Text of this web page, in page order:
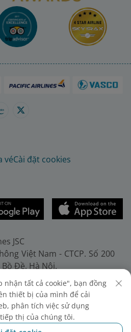
véCài đặt cookies
JSC
Việt Nam - CTCP. Số 200
Đề, Hà Nội.
38272289. Fax: (+84-24)
ký doanh nghiệp, mã số
đăng ký lần đầu ngày
thay đổi lần thứ 10 ngày
nhận tất cả cookie", bạn đồng
thiết bị của mình để cải
phân tích việc sử dụng
thị của chúng tôi.